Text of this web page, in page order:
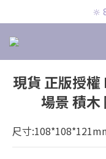
🔆
🔆
🔆 8
🔆
現貨 正版授權
場景 積木
尺寸